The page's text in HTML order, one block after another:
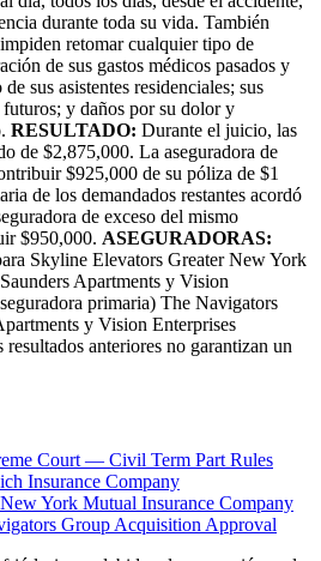
durante toda su vida. También
retomar cualquier tipo de
de sus gastos médicos pasados y
sus asistentes residenciales; sus
y daños por su dolor y
RESULTADO: Durante el juicio, las
de $2,875,000. La aseguradora de
$925,000 de su póliza de $1
de los demandados restantes acordó
de exceso del mismo
$950,000. ASEGURADORAS:
Skyline Elevators Greater New York
Apartments y Vision
primaria) The Navigators
y Vision Enterprises
anteriores no garantizan un
Court — Civil Term Part Rules
Insurance Company
York Mutual Insurance Company
Group Acquisition Approval